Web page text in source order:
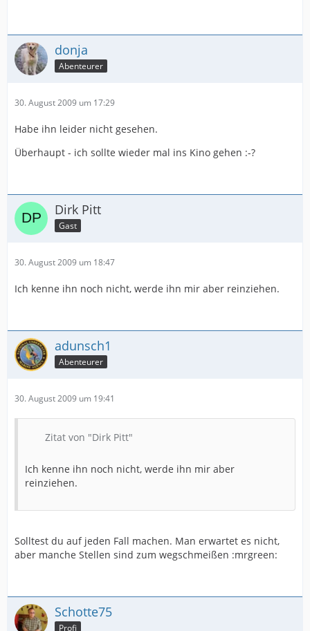
donja
Abenteurer
30. August 2009 um 17:29
Habe ihn leider nicht gesehen.
Überhaupt - ich sollte wieder mal ins Kino gehen :-?
Dirk Pitt
Gast
30. August 2009 um 18:47
Ich kenne ihn noch nicht, werde ihn mir aber reinziehen.
adunsch1
Abenteurer
30. August 2009 um 19:41
Zitat von "Dirk Pitt"
Ich kenne ihn noch nicht, werde ihn mir aber
reinziehen.
Solltest du auf jeden Fall machen. Man erwartet es nicht,
aber manche Stellen sind zum wegschmeißen :mrgreen:
Schotte75
Profi